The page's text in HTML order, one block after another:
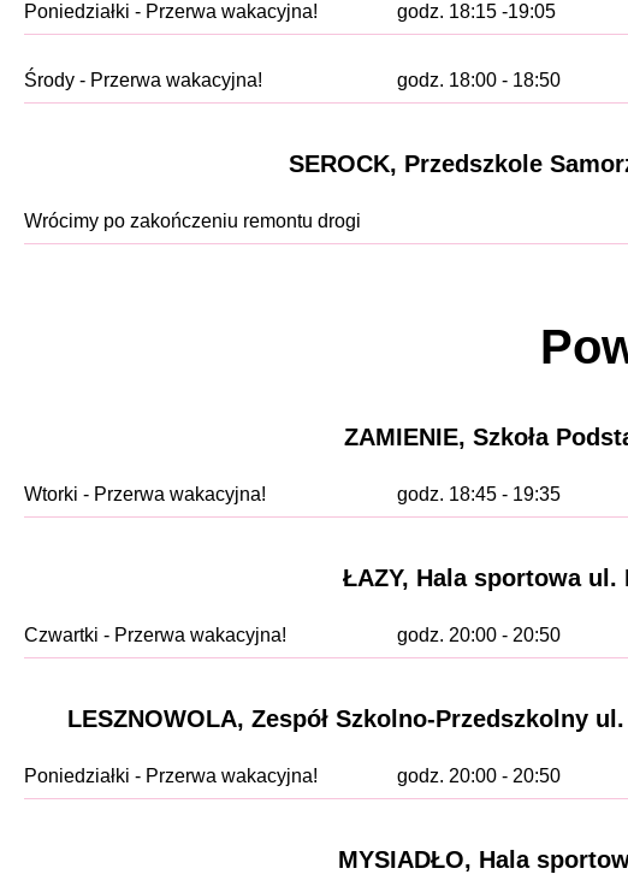
Poniedziałki - Przerwa wakacyjna! godz. 18:15 -19:05
Środy - Przerwa wakacyjna! godz. 18:00 - 18:50
SEROCK, Przedszkole
Wrócimy po zakończeniu remontu drogi
ZAMIENIE, Szkoła
Wtorki - Przerwa wakacyjna! godz. 18:45 - 19:35
ŁAZY, Hala sportowa
Czwartki - Przerwa wakacyjna! godz. 20:00 - 20:50
LESZNOWOLA, Zespół Szkolno-Przedszkolny
Poniedziałki - Przerwa wakacyjna! godz. 20:00 - 20:50
MYSIADŁO, Hala